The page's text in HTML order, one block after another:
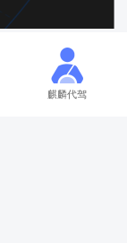
麒麟代驾